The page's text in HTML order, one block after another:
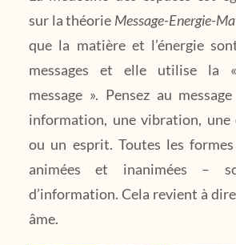
sur la théorie Message-Energie-
que la matière et l’énergie
messages et elle utilise la
message ». Pensez au
information, une vibration, une
ou un esprit. Toutes les
animées et inanimées –
d’information. Cela revient à
âme.